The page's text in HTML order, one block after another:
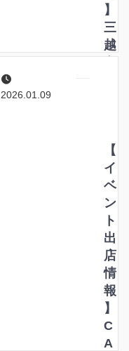
に
出
店
】
三
越
2
6
に
出
店
し
ま
す
！
2026.01.09
【
イ
ベ
ン
ト
出
店
情
報
】
C
A